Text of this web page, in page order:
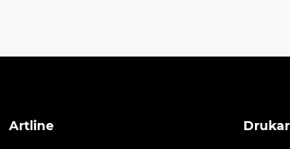
przez producenta. Dane mogą się
Artline